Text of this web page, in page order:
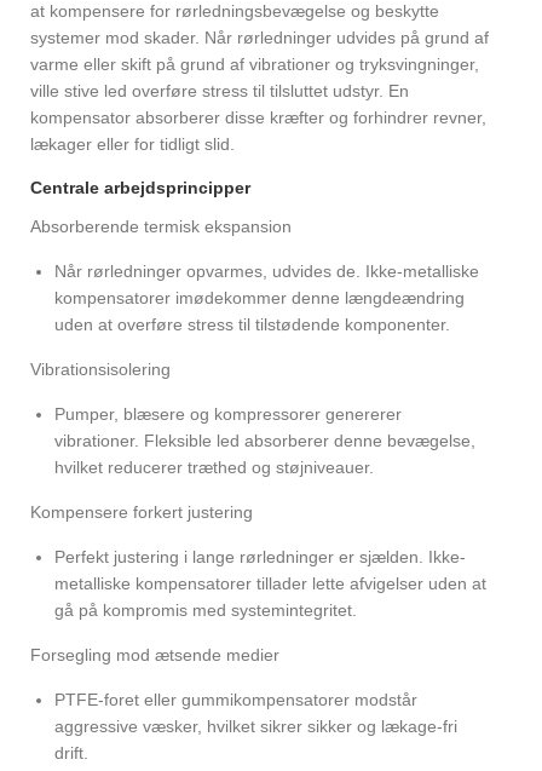
at kompensere for rørledningsbevægelse og beskytte
systemer mod skader. Når rørledninger udvides på grund af
varme eller skift på grund af vibrationer og tryksvingninger,
ville stive led overføre stress til tilsluttet udstyr. En
kompensator absorberer disse kræfter og forhindrer revner,
lækager eller for tidligt slid.
Centrale arbejdsprincipper
Absorberende termisk ekspansion
Når rørledninger opvarmes, udvides de. Ikke-metalliske
kompensatorer imødekommer denne længdeændring
uden at overføre stress til tilstødende komponenter.
Vibrationsisolering
Pumper, blæsere og kompressorer genererer
vibrationer. Fleksible led absorberer denne bevægelse,
hvilket reducerer træthed og støjniveauer.
Kompensere forkert justering
Perfekt justering i lange rørledninger er sjælden. Ikke-
metalliske kompensatorer tillader lette afvigelser uden at
gå på kompromis med systemintegritet.
Forsegling mod ætsende medier
PTFE-foret eller gummikompensatorer modstår
aggressive væsker, hvilket sikrer sikker og lækage-fri
drift.